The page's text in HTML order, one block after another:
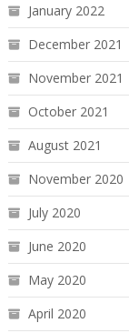
January 2022
December 2021
November 2021
October 2021
August 2021
November 2020
July 2020
June 2020
May 2020
April 2020